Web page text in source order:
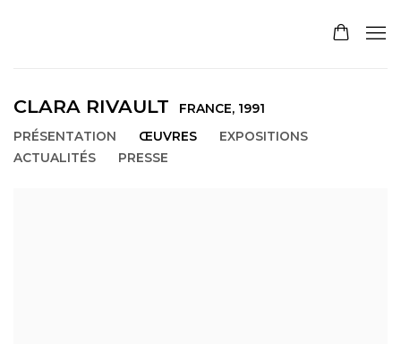
CLARA RIVAULT FRANCE, 1991
PRÉSENTATION
ŒUVRES
EXPOSITIONS
ACTUALITÉS
PRESSE